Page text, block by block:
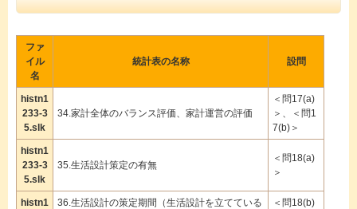
ファ
イル
名
統計表の名称 設問
histn1
233-3
5.slk
34.家計全体のバランス評価、家計運営の評価
＜問17(a)
＞、＜問1
7(b)＞
histn1
233-3
5.slk
35.生活設計策定の有無
＜問18(a)
＞
histn1
36.生活設計の策定期間（生活設計を立てている
＜問18(b)